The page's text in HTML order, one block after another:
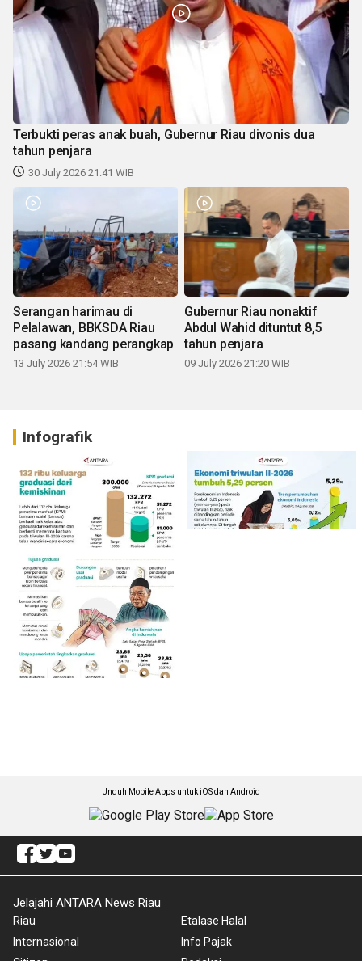
Terbukti peras anak buah, Gubernur Riau divonis dua
tahun penjara
30 July 2026 21:41 WIB
Serangan harimau di
Pelalawan, BBKSDA Riau
pasang kandang perangkap
13 July 2026 21:54 WIB
Gubernur Riau nonaktif
Abdul Wahid dituntut 8,5
tahun penjara
09 July 2026 21:20 WIB
Infografik
Unduh Mobile Apps untuk iOS dan Android
Jelajahi ANTARA News Riau
Riau
Internasional
Etalase Halal
Info Pajak